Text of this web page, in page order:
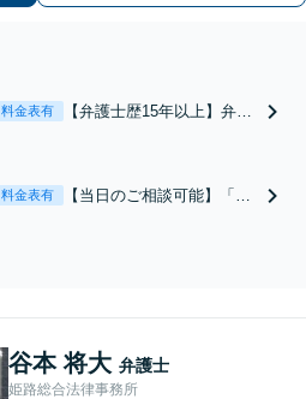
のサポートはお任せください。
料金表有
【弁護士歴15年以上】弁護
です。複雑な問題も一人で
料金表有
【当日のご相談可能】「親
サポートに強い】相続問題
仲介させるのが得策です。
【完全個室で安心】終活の
谷本 将大 弁護士
姫路総合法律事務所